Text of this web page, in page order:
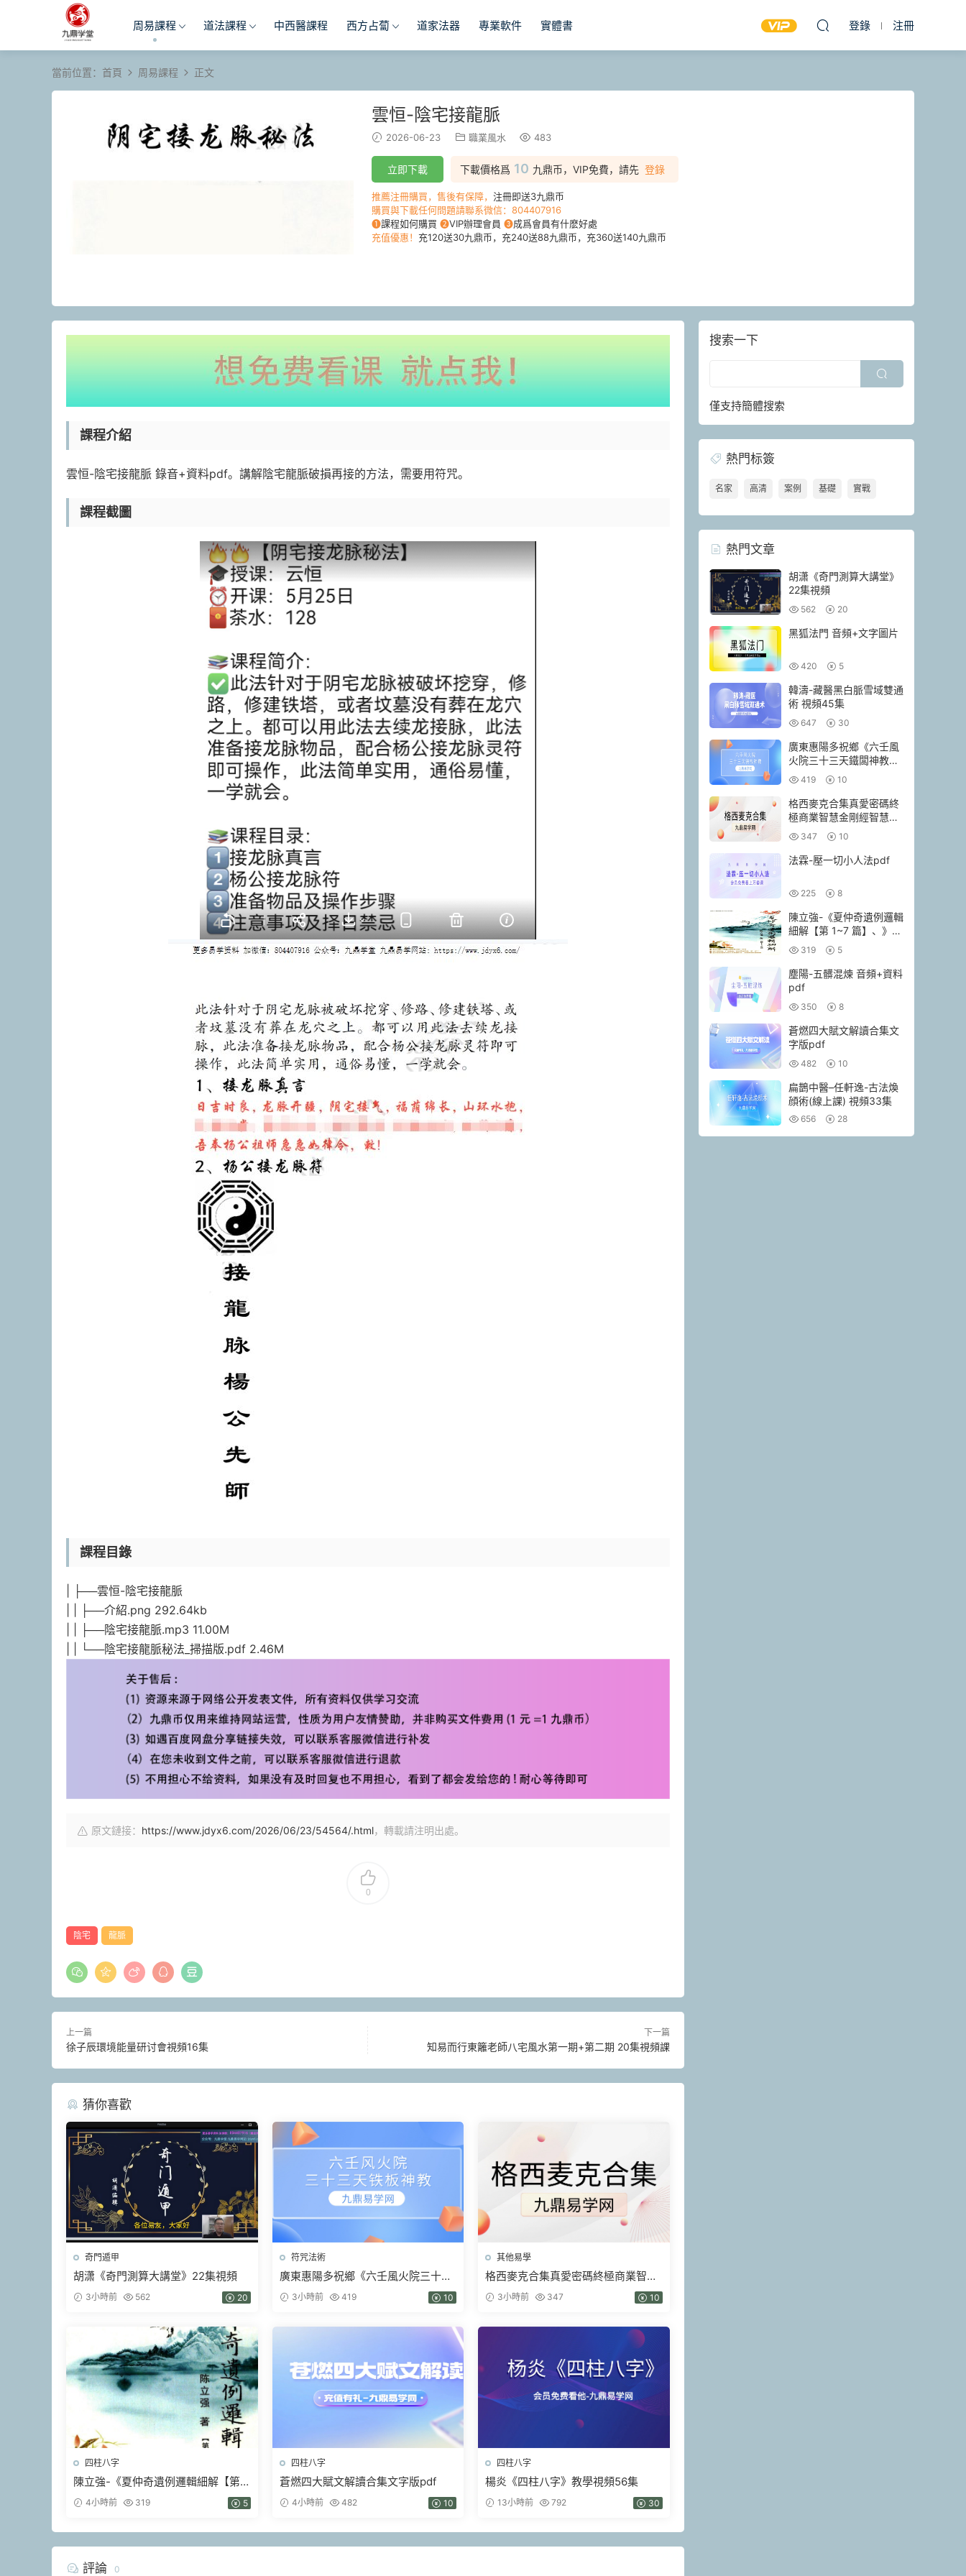
周易課程 道法課程 中西醫課程 西方占蔔 道家法器 專業軟件 實體書 登錄 注冊
當前位置： 首頁 周易課程 正文
雲恒-陰宅接龍脈
2026-06-23 職業風水 483
下載價格爲 10 九鼎币，VIP免費，請先 登錄
立即下載
推薦注冊購買，售後有保障， 注冊即送3九鼎币
購買與下載任何問題請聯系微信：804407916
❶課程如何購買 ❷VIP辦理會員 ❸成爲會員有什麽好處
充值優惠！ 充120送30九鼎币，充240送88九鼎币，充360送140九鼎币
課程介紹
雲恒-陰宅接龍脈 錄音+資料pdf。講解陰宅龍脈破損再接的方法，需要用符咒。
課程截圖
課程目錄
| ├──雲恒-陰宅接龍脈
| | ├──介紹.png 292.64kb
| | ├──陰宅接龍脈.mp3 11.00M
| | └──陰宅接龍脈秘法_掃描版.pdf 2.46M
原文鏈接： https://www.jdyx6.com/2026/06/23/54564/.html，轉載請注明出處。
0
陰宅 龍脈
上一篇
徐子辰環境能量研讨會視頻16集
下一篇
知易而行東籬老師八宅風水第一期+第二期 20集視頻課
猜你喜歡
奇門遁甲
胡潇《奇門測算大講堂》22集視頻
3小時前 562 20
符咒法術
廣東惠陽多祝鄉《六壬風火院三十三
天鐵闆神教》4本pdf
3小時前 419 10
其他易學
格西麥克合集真愛密碼終極商業智慧
金剛經智慧人生當和尚遇上鑽石
3小時前 347 10
四柱八字
陳立強-《夏仲奇遺例邏輯細解【第
1~7 篇】、》174頁–彩色PDF電子書
4小時前 319 5
四柱八字
蒼燃四大賦文解讀合集文字版pdf
4小時前 482 10
四柱八字
楊炎《四柱八字》教學視頻56集
13小時前 792 30
評論 0
搜索一下
僅支持簡體搜索
熱門标簽
名家 高清 案例 基礎 實戰
熱門文章
胡潇《奇門測算大講堂》
22集視頻
562 20
黑狐法門 音頻+文字圖片
420 5
韓濤-藏醫黑白脈雪域雙通
術 視頻45集
647 30
廣東惠陽多祝鄉《六壬風
火院三十三天鐵闆神教》
4本pdf
419 10
格西麥克合集真愛密碼終
極商業智慧金剛經智慧人
生當和尚遇上鑽石
347 10
法霖-壓一切小人法pdf
225 8
陳立強-《夏仲奇遺例邏輯
細解【第 1~7 篇】、》
174頁–彩色PDF電子書
319 5
塵陽-五髒混煉 音頻+資料
pdf
350 8
蒼燃四大賦文解讀合集文
字版pdf
482 10
扁鵲中醫–任軒逸-古法煥
顔術(線上課) 視頻33集
656 28